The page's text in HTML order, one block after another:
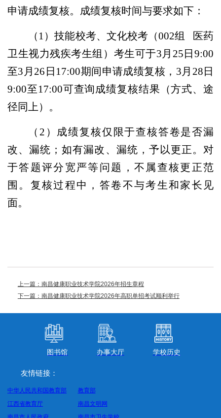
申请成绩复核。成绩复核时间与要求如下：
（1）技能校考、文化校考（002组 医药
卫生视力残疾考生组）考生可于3月25日9:00
至3月26日17:00期间申请成绩复核，3月28日
9:00至17:00可查询成绩复核结果（方式、途
径同上）。
（2）成绩复核仅限于查核答卷是否漏
改、漏统；如有漏改、漏统，予以更正。对
于答题评分宽严等问题，不属查核更正范
围。复核过程中，答卷不与考生和家长见
面。
上一篇：南昌健康职业技术学院2026年招生章程
下一篇：南昌健康职业技术学院2026年高职单招考试顺利举行
图书馆 办事大厅 学校历史
友情链接：
中华人民共和国教育部
教育部
江西省教育厅
南昌文明网